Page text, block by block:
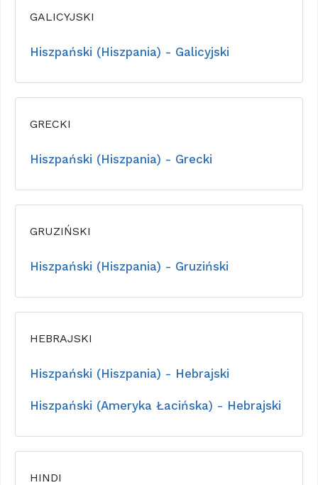
GALICYJSKI
Hiszpański (Hiszpania) - Galicyjski
GRECKI
Hiszpański (Hiszpania) - Grecki
GRUZIŃSKI
Hiszpański (Hiszpania) - Gruziński
HEBRAJSKI
Hiszpański (Hiszpania) - Hebrajski
Hiszpański (Ameryka Łacińska) - Hebrajski
HINDI